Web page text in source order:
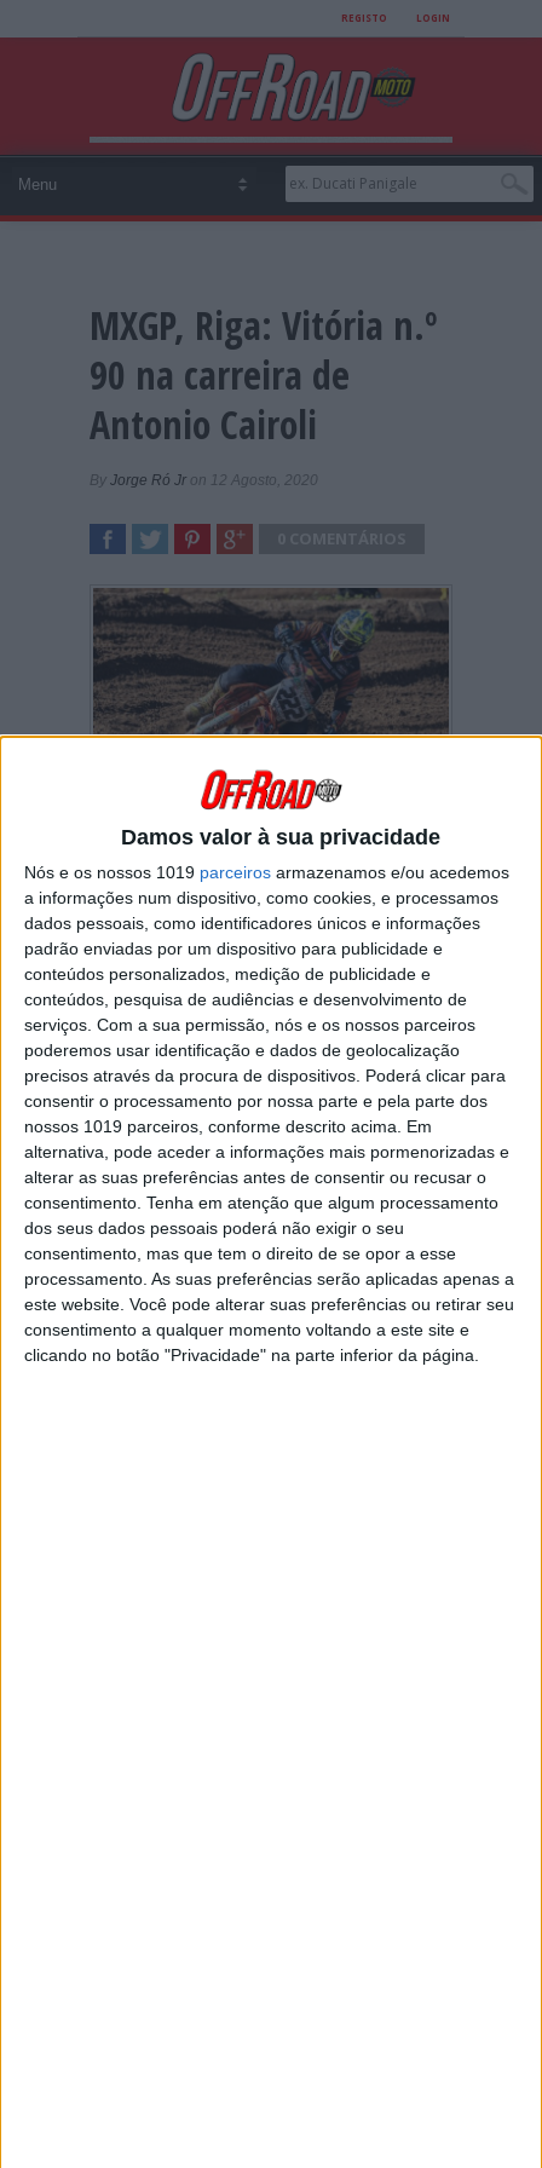
Damos valor à sua privacidade
Nós e os nossos 1019 parceiros armazenamos e/ou acedemos
a informações num dispositivo, como cookies, e processamos
dados pessoais, como identificadores únicos e informações
padrão enviadas por um dispositivo para publicidade e
conteúdos personalizados, medição de publicidade e
conteúdos, pesquisa de audiências e desenvolvimento de
serviços. Com a sua permissão, nós e os nossos parceiros
poderemos usar identificação e dados de geolocalização
precisos através da procura de dispositivos. Poderá clicar para
consentir o processamento por nossa parte e pela parte dos
nossos 1019 parceiros, conforme descrito acima. Em
alternativa, pode aceder a informações mais pormenorizadas e
alterar as suas preferências antes de consentir ou recusar o
consentimento. Tenha em atenção que algum processamento
dos seus dados pessoais poderá não exigir o seu
consentimento, mas que tem o direito de se opor a esse
processamento. As suas preferências serão aplicadas apenas a
este website. Você pode alterar suas preferências ou retirar seu
consentimento a qualquer momento voltando a este site e
clicando no botão "Privacidade" na parte inferior da página.
REGISTO LOGIN
MXGP, Riga: Vitória n.º
90 na carreira de
Antonio Cairoli
By Jorge Ró Jr on 12 Agosto, 2020
Três dias depois de se lesionar num joelho no
passado domingo, quem diria que Antonio
Cairoli venceria o Grande Prémio de Riga?!
O italiano dominou por completo a primeira
manga de MXGP, anunciando logo que estava
em Kegums para regressar às vitórias e à luta
pelo título.
Na segunda manga, “Tony” arrancou na frente
mas perdeu dois lugares de uma única vez
para Jeffrey Herlings e Arminas Jasikonis.
Quase até ao fim o triunfo na classificação
geral foi do holandês mas… a três voltas do
final, o n.º 84 cometeu um erro e caiu, levando
consigo Cairoli.
Continuar a ler
Glenn Coldenhoff
Jeffrey Herlings